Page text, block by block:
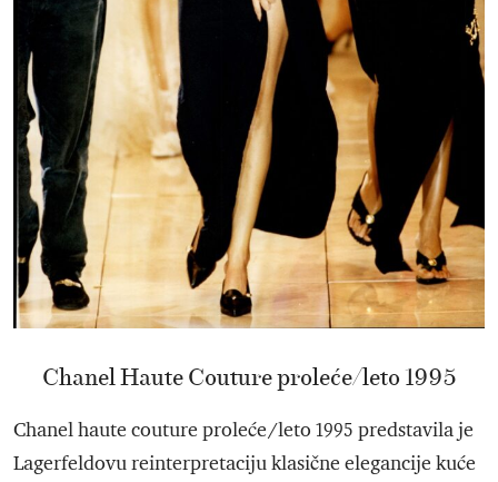
Chanel Haute Couture proleće/leto 1995
Chanel haute couture proleće/leto 1995 predstavila je
Lagerfeldovu reinterpretaciju klasične elegancije kuće